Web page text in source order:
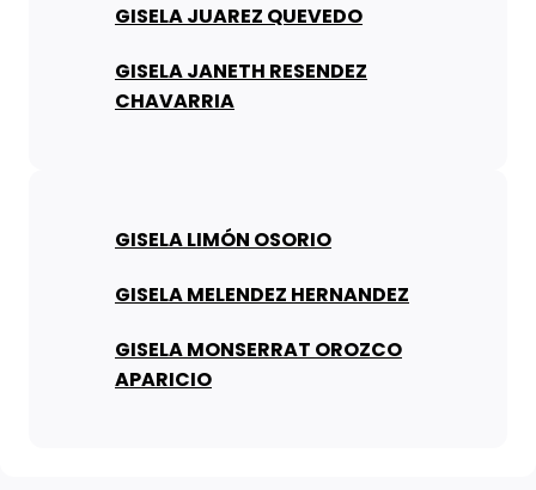
GISELA JUAREZ QUEVEDO
GISELA JANETH RESENDEZ
CHAVARRIA
GISELA LIMÓN OSORIO
GISELA MELENDEZ HERNANDEZ
GISELA MONSERRAT OROZCO
APARICIO